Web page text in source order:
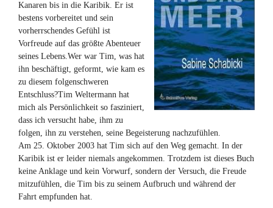
Kanaren bis in die Karibik. Er ist
bestens vorbereitet und sein
vorherrschendes Gefühl ist
Vorfreude auf das größte Abenteuer
seines Lebens.Wer war Tim, was hat
ihn beschäftigt, geformt, wie kam es
zu diesem folgenschweren
Entschluss?Tim Weltermann hat
mich als Persönlichkeit so fasziniert,
dass ich versucht habe, ihm zu
folgen, ihn zu verstehen, seine Begeisterung nachzufühlen.
Am 25. Oktober 2003 hat Tim sich auf den Weg gemacht. In der
Karibik ist er leider niemals angekommen. Trotzdem ist dieses Buch
keine Anklage und kein Vorwurf, sondern der Versuch, die Freude
mitzufühlen, die Tim bis zu seinem Aufbruch und während der
Fahrt empfunden hat.